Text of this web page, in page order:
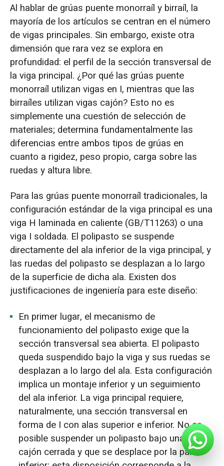
Al hablar de grúas puente monorraíl y birraíl, la
mayoría de los artículos se centran en el número
de vigas principales. Sin embargo, existe otra
dimensión que rara vez se explora en
profundidad: el perfil de la sección transversal de
la viga principal. ¿Por qué las grúas puente
monorraíl utilizan vigas en I, mientras que las
birraíles utilizan vigas cajón? Esto no es
simplemente una cuestión de selección de
materiales; determina fundamentalmente las
diferencias entre ambos tipos de grúas en
cuanto a rigidez, peso propio, carga sobre las
ruedas y altura libre.
Para las grúas puente monorraíl tradicionales, la
configuración estándar de la viga principal es una
viga H laminada en caliente (GB/T11263) o una
viga I soldada. El polipasto se suspende
directamente del ala inferior de la viga principal, y
las ruedas del polipasto se desplazan a lo largo
de la superficie de dicha ala. Existen dos
justificaciones de ingeniería para este diseño:
En primer lugar, el mecanismo de
funcionamiento del polipasto exige que la
sección transversal sea abierta. El polipasto
queda suspendido bajo la viga y sus ruedas se
desplazan a lo largo del ala. Esta configuración
implica un montaje inferior y un seguimiento
del ala inferior. La viga principal requiere,
naturalmente, una sección transversal en
forma de I con alas superior e inferior. No es
posible suspender un polipasto bajo una viga
cajón cerrada y que se desplace por la parte